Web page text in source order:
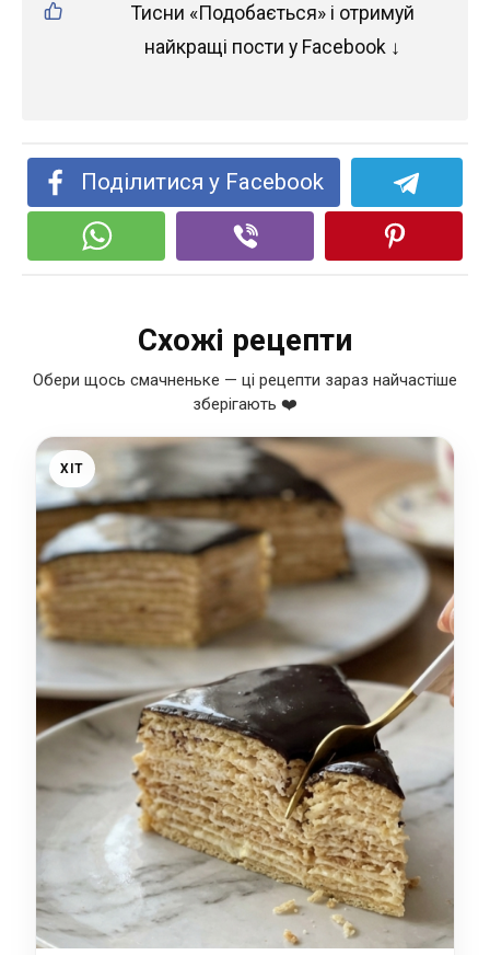
Тисни «Подобається» і отримуй
найкращі пости у Facebook ↓
Поділитися у Facebook
Схожі рецепти
Обери щось смачненьке — ці рецепти зараз найчастіше
зберігають ❤️
ХІТ